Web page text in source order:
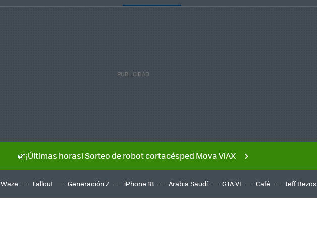
🌿¡Últimas horas! Sorteo de robot cortacésped Mova ViAX
Waze Fallout Generación Z iPhone 18 Arabia Saudí GTA VI Café Jeff Bezos